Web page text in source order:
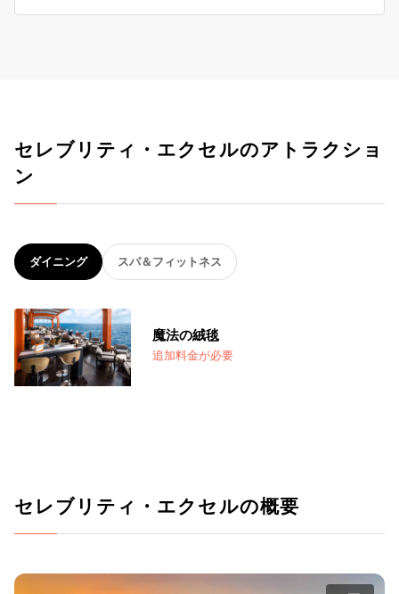
セレブリティ・エクセルのアトラクショ
ン
ダイニング スパ＆フィットネス
魔法の絨毯
追加料金が必要
セレブリティ・エクセルの概要